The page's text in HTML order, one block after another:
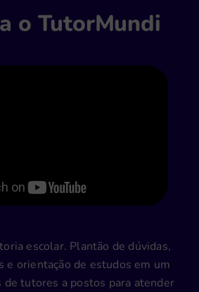
o TutorMundi
escolar. Plantão de dúvidas,
e orientação de estudos em um
de tutores a postos para atender